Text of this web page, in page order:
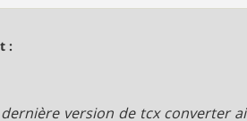
:
dernière version de tcx converter